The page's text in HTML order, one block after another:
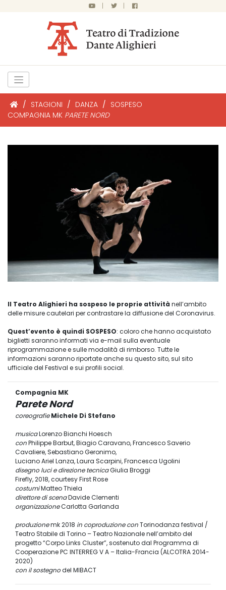
| |
/ STAGIONI / DANZA / SOSPESO
COMPAGNIA MK PARETE NORD
Il Teatro Alighieri ha sospeso le proprie attività nell’ambito
delle misure cautelari per contrastare la diffusione del Coronavirus.
Quest’evento è quindi SOSPESO: coloro che hanno acquistato
biglietti saranno informati via e-mail sulla eventuale
riprogrammazione e sulle modalità di rimborso. Tutte le
informazioni saranno riportate anche su questo sito, sul sito
ufficiale del Festival e sui profili social.
Compagnia MK
Parete Nord
coreografie Michele Di Stefano
musicaLorenzo Bianchi Hoesch
conPhilippe Barbut, Biagio Caravano, Francesco Saverio
Cavaliere, Sebastiano Geronimo,
Luciano Ariel Lanza, Laura Scarpini, Francesca Ugolini
disegno luci e direzione tecnicaGiulia Broggi
Firefly, 2018, courtesy First Rose
costumiMatteo Thiela
direttore di scenaDavide Clementi
organizzazioneCarlotta Garlanda
produzionemk 2018 in coproduzione conTorinodanza festival /
Teatro Stabile di Torino – Teatro Nazionale nell’ambito del
progetto “Corpo Links Cluster”, sostenuto dal Programma di
Cooperazione PC INTERREG V A – Italia-Francia (ALCOTRA 2014-
2020)
con il sostegnodel MIBACT